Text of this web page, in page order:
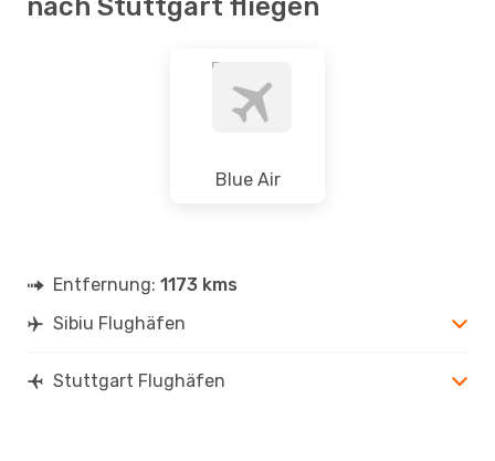
nach Stuttgart fliegen
Blue Air
Entfernung: 1173 kms
Sibiu Flughäfen
Stuttgart Flughäfen